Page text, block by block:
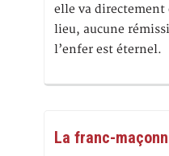
elle va directement
lieu, aucune
l’enfer est éternel.
La franc-